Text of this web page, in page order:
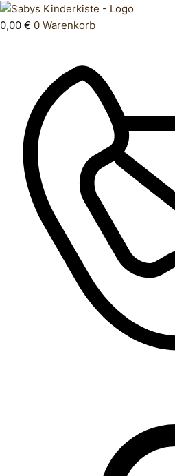
Zum
Inhalt
0,00 € 0 Warenkorb
Products
search
Body
lang